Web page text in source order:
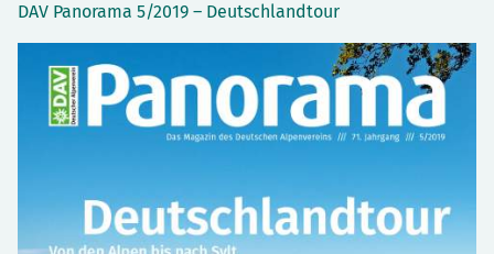
DAV Panorama 5/2019 – Deutschlandtour